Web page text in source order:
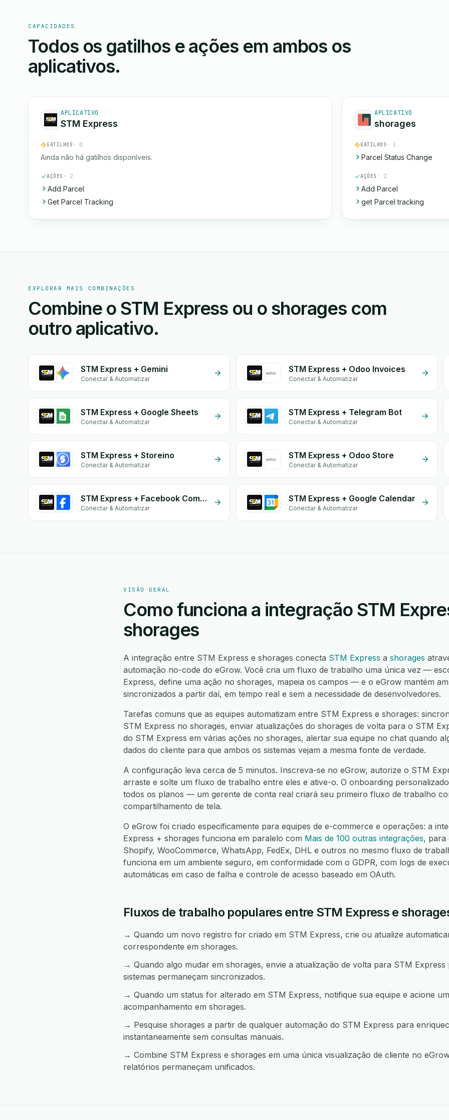
CAPACIDADES
Todos os gatilhos e ações em ambos os
aplicativos.
APLICATIVO
STM Express
GATILHOS · 0
Ainda não há gatilhos disponíveis.
AÇÕES · 2
Add Parcel
Get Parcel Tracking
APLICATIVO
shorages
GATILHOS · 1
Parcel Status Change
AÇÕES · 2
Add Parcel
get Parcel tracking
EXPLORAR MAIS COMBINAÇÕES
Combine o STM Express ou o shorages com
outro aplicativo.
STM Express + Gemini
Conectar & Automatizar
STM Express + Odoo Invoices
Conectar & Automatizar
STM Express + Google Sheets
Conectar & Automatizar
STM Express + Telegram Bot
Conectar & Automatizar
STM Express + Storeino
Conectar & Automatizar
STM Express + Odoo Store
Conectar & Automatizar
STM Express + Facebook Commerce
Conectar & Automatizar
STM Express + Google Calendar
Conectar & Automatizar
VISÃO GERAL
Como funciona a integração STM
shorages
A integração entre STM Express e shorages conecta STM Express a shorages
automação no-code do eGrow. Você cria um fluxo de trabalho uma única vez —
Express, define uma ação no shorages, mapeia os campos — e o eGrow mantém
sincronizados a partir daí, em tempo real e sem a necessidade de desenvolvedores.
Tarefas comuns que as equipes automatizam entre STM Express e shorages:
STM Express no shorages, enviar atualizações do shorages de volta para o STM
do STM Express em várias ações no shorages, alertar sua equipe no chat quando
dados do cliente para que ambos os sistemas vejam a mesma fonte de verdade.
A configuração leva cerca de 5 minutos. Inscreva-se no eGrow, autorize o STM
arraste e solte um fluxo de trabalho entre eles e ative-o. O onboarding
todos os planos — um gerente de conta real criará seu primeiro fluxo de trabalho
compartilhamento de tela.
O eGrow foi criado especificamente para equipes de e-commerce e operações: a
Express + shorages funciona em paralelo com Mais de 100 outras integrações, para
Shopify, WooCommerce, WhatsApp, FedEx, DHL e outros no mesmo fluxo de
funciona em um ambiente seguro, em conformidade com o GDPR, com logs de
automáticas em caso de falha e controle de acesso baseado em OAuth.
Fluxos de trabalho populares entre STM Express e
→ Quando um novo registro for criado em STM Express, crie ou atualize
correspondente em shorages.
→ Quando algo mudar em shorages, envie a atualização de volta para STM Express
sistemas permaneçam sincronizados.
→ Quando um status for alterado em STM Express, notifique sua equipe e acione
acompanhamento em shorages.
→ Pesquise shorages a partir de qualquer automação do STM Express para
instantaneamente sem consultas manuais.
→ Combine STM Express e shorages em uma única visualização de cliente no
relatórios permaneçam unificados.